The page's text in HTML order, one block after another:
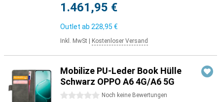
1.461,95 €
Outlet ab 228,95 €
Inkl. MwSt Kostenloser Versand
Mobilize PU-Leder Book Hülle
Schwarz OPPO A6 4G/A6 5G
0 Sterne Noch keine Bewertungen